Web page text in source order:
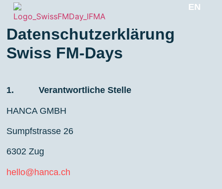
EN
DE
Datenschutzerklärung
Swiss FM-Days
1. Verantwortliche Stelle
HANCA GMBH
Sumpfstrasse 26
6302 Zug
hello@hanca.ch